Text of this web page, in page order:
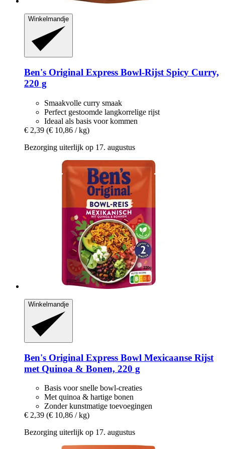
Winkelmandje
Ben's Original Express Bowl-​Rijst Spicy Curry,
220 g
Smaakvolle curry smaak
Perfect gestoomde langkorrelige rijst
Ideaal als basis voor kommen
€ 2,39 (€ 10,86 / kg)
Bezorging uiterlijk op 17. augustus
Winkelmandje
Ben's Original Express Bowl Mexicaanse Rijst
met Quinoa & Bonen, 220 g
Basis voor snelle bowl-creaties
Met quinoa & hartige bonen
Zonder kunstmatige toevoegingen
€ 2,39 (€ 10,86 / kg)
Bezorging uiterlijk op 17. augustus